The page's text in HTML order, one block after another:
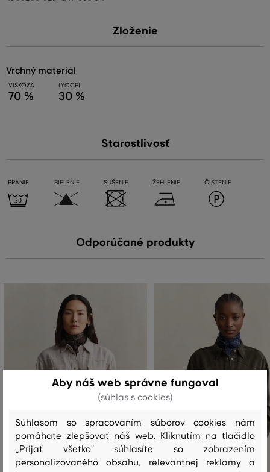
Zloženie
vrchný materiál
VISKÓZA
70 %
LYOCEL
30 %
Starostlivosť
PRANIE BIELENIE SUŠENIE ŽEHLENIE ČISTENIE
Odporúčané produkty
Aby náš web správne fungoval
(súhlas s cookies)
Súhlasom so spracovaním súborov cookies nám
pomáhate zlepšovať náš web. Kliknutím na tlačidlo
„Prijať všetko" súhlasíte so zobrazením
personalizovaného obsahu, relevantnej reklamy a